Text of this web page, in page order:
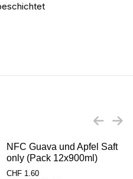
NFC Guava und Apfel Saft
only (Pack 12x900ml)
CHF 1.60